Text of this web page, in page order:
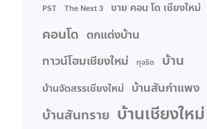
PST The Next 3 ขาย คอน โด เชียงใหม่
คอนโด ตกแต่งบ้าน
ทาวน์โฮมเชียงใหม่
ทุจริต บ้าน
บ้านจัดสรรเชียงใหม่ บ้านสันกำแพง
บ้านสันทราย บ้านเชียงใหม่